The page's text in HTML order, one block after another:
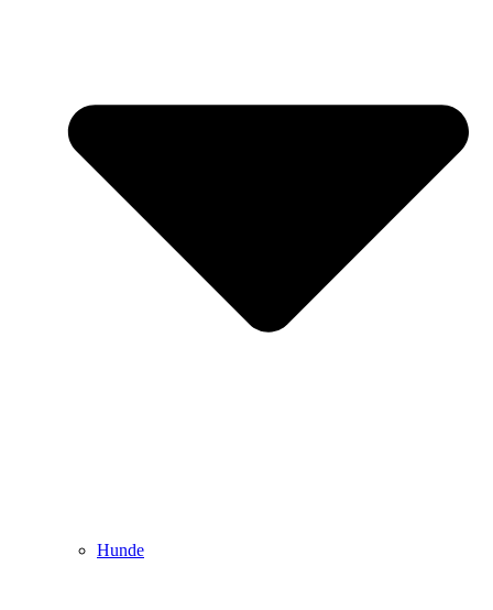
Hunde